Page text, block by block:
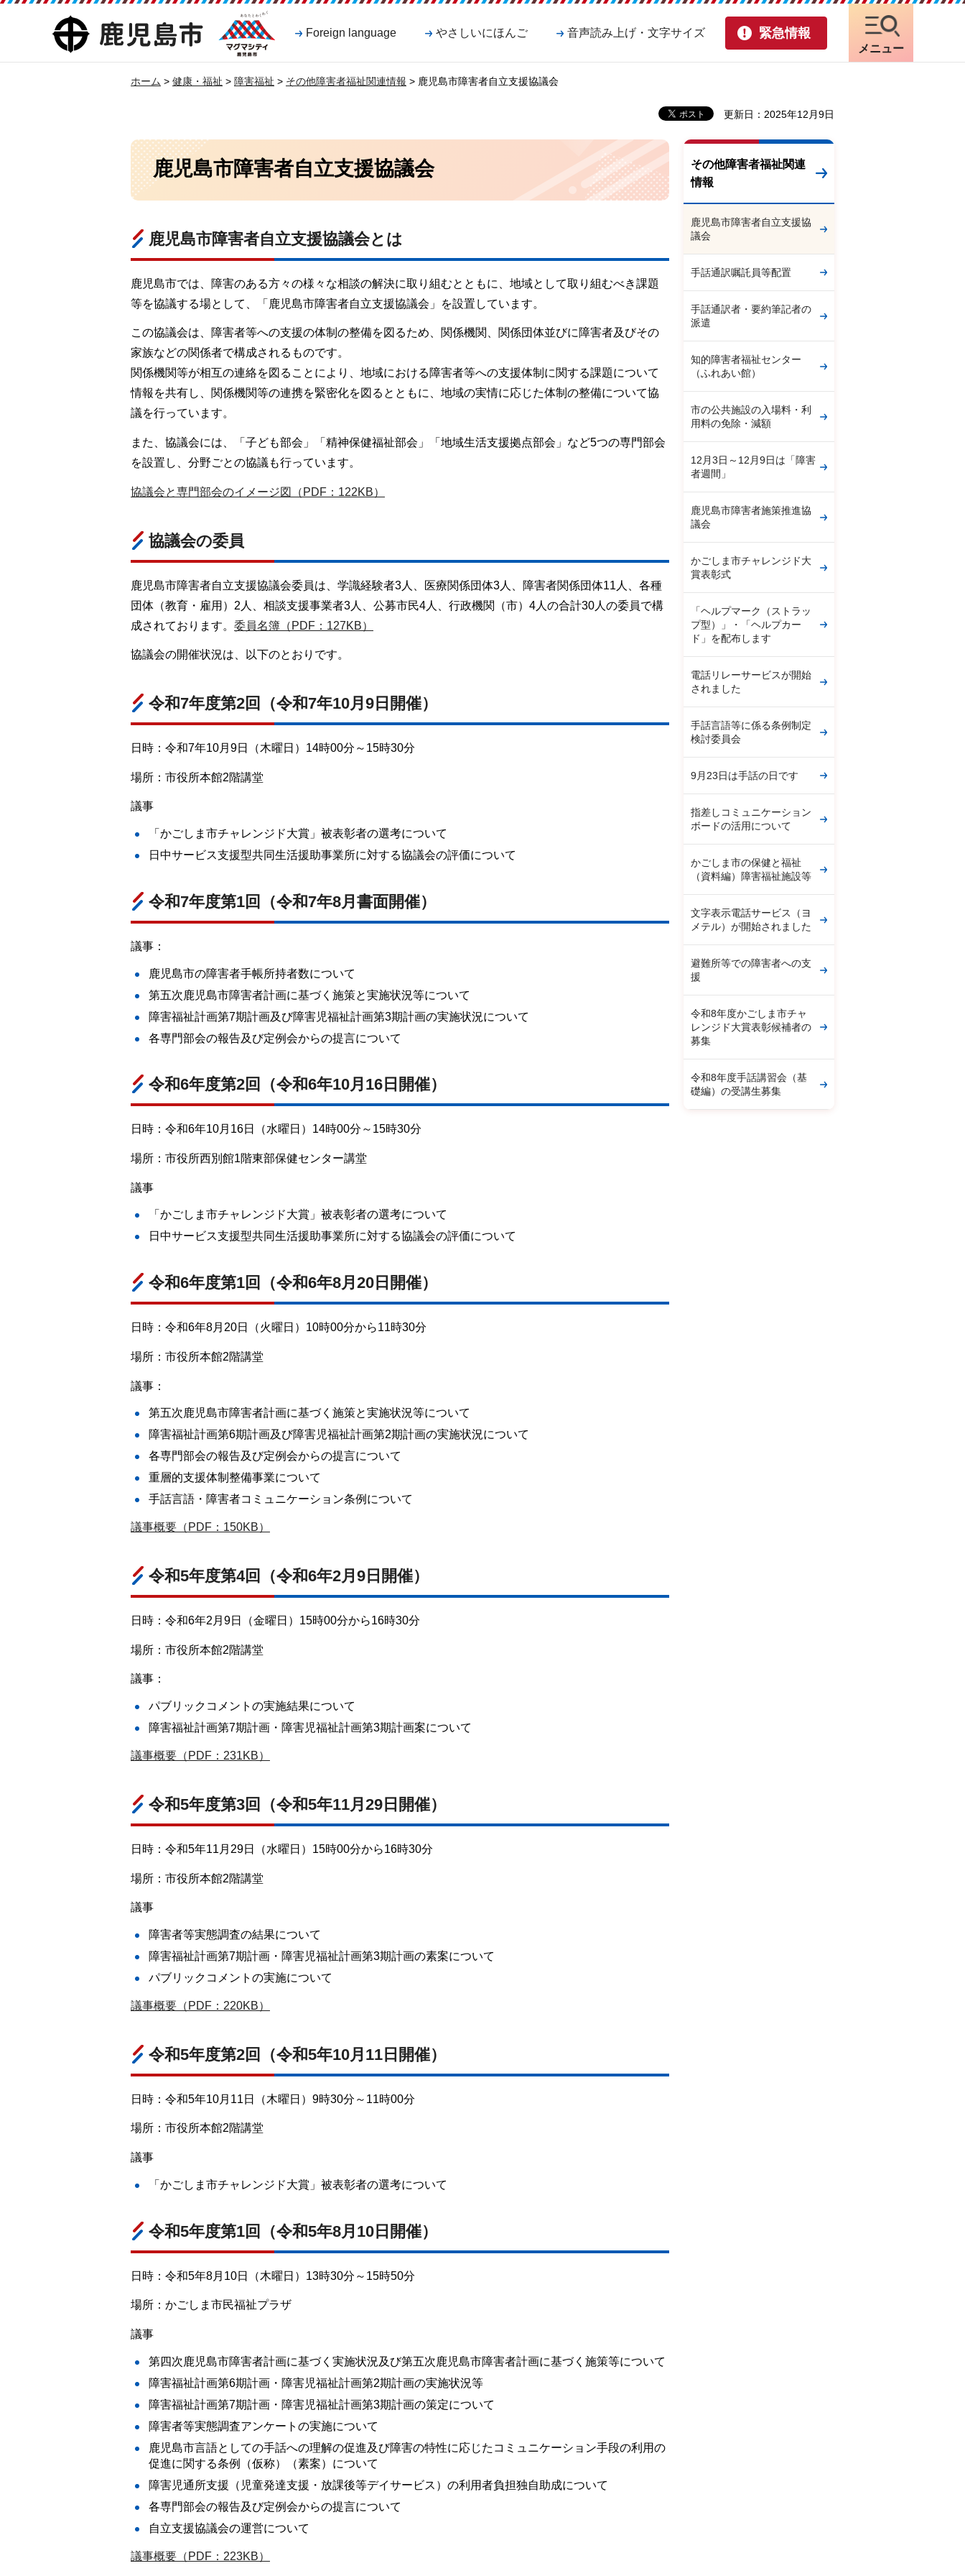
鹿児島市
マグマシティ
鹿児島市
Foreign language やさしいにほんご 音声読み上げ・文字サイズ 緊急情報
メニュー
ホーム > 健康・福祉 > 障害福祉 > その他障害者福祉関連情報 > 鹿児島市障害者自立支援協議会
更新日：2025年12月9日
鹿児島市障害者自立支援協議会
鹿児島市障害者自立支援協議会とは
鹿児島市では、障害のある方々の様々な相談の解決に取り組むとともに、地域として取り組むべき課題
等を協議する場として、「鹿児島市障害者自立支援協議会」を設置しています。
この協議会は、障害者等への支援の体制の整備を図るため、関係機関、関係団体並びに障害者及びその
家族などの関係者で構成されるものです。
関係機関等が相互の連絡を図ることにより、地域における障害者等への支援体制に関する課題について
情報を共有し、関係機関等の連携を緊密化を図るとともに、地域の実情に応じた体制の整備について協
議を行っています。
また、協議会には、「子ども部会」「精神保健福祉部会」「地域生活支援拠点部会」など5つの専門部会
を設置し、分野ごとの協議も行っています。
協議会と専門部会のイメージ図（PDF：122KB）
協議会の委員
鹿児島市障害者自立支援協議会委員は、学識経験者3人、医療関係団体3人、障害者関係団体11人、各種
団体（教育・雇用）2人、相談支援事業者3人、公募市民4人、行政機関（市）4人の合計30人の委員で構
成されております。 委員名簿（PDF：127KB）
協議会の開催状況は、以下のとおりです。
令和7年度第2回（令和7年10月9日開催）
日時：令和7年10月9日（木曜日）14時00分～15時30分
場所：市役所本館2階講堂
議事
「かごしま市チャレンジド大賞」被表彰者の選考について
日中サービス支援型共同生活援助事業所に対する協議会の評価について
令和7年度第1回（令和7年8月書面開催）
議事：
鹿児島市の障害者手帳所持者数について
第五次鹿児島市障害者計画に基づく施策と実施状況等について
障害福祉計画第7期計画及び障害児福祉計画第3期計画の実施状況について
各専門部会の報告及び定例会からの提言について
令和6年度第2回（令和6年10月16日開催）
日時：令和6年10月16日（水曜日）14時00分～15時30分
場所：市役所西別館1階東部保健センター講堂
議事
「かごしま市チャレンジド大賞」被表彰者の選考について
日中サービス支援型共同生活援助事業所に対する協議会の評価について
令和6年度第1回（令和6年8月20日開催）
日時：令和6年8月20日（火曜日）10時00分から11時30分
場所：市役所本館2階講堂
議事：
第五次鹿児島市障害者計画に基づく施策と実施状況等について
障害福祉計画第6期計画及び障害児福祉計画第2期計画の実施状況について
各専門部会の報告及び定例会からの提言について
重層的支援体制整備事業について
手話言語・障害者コミュニケーション条例について
議事概要（PDF：150KB）
令和5年度第4回（令和6年2月9日開催）
日時：令和6年2月9日（金曜日）15時00分から16時30分
場所：市役所本館2階講堂
議事：
パブリックコメントの実施結果について
障害福祉計画第7期計画・障害児福祉計画第3期計画案について
議事概要（PDF：231KB）
令和5年度第3回（令和5年11月29日開催）
日時：令和5年11月29日（水曜日）15時00分から16時30分
場所：市役所本館2階講堂
議事
障害者等実態調査の結果について
障害福祉計画第7期計画・障害児福祉計画第3期計画の素案について
パブリックコメントの実施について
議事概要（PDF：220KB）
令和5年度第2回（令和5年10月11日開催）
日時：令和5年10月11日（木曜日）9時30分～11時00分
場所：市役所本館2階講堂
議事
「かごしま市チャレンジド大賞」被表彰者の選考について
令和5年度第1回（令和5年8月10日開催）
日時：令和5年8月10日（木曜日）13時30分～15時50分
場所：かごしま市民福祉プラザ
議事
第四次鹿児島市障害者計画に基づく実施状況及び第五次鹿児島市障害者計画に基づく施策等について
障害福祉計画第6期計画・障害児福祉計画第2期計画の実施状況等
障害福祉計画第7期計画・障害児福祉計画第3期計画の策定について
障害者等実態調査アンケートの実施について
鹿児島市言語としての手話への理解の促進及び障害の特性に応じたコミュニケーション手段の利用の
促進に関する条例（仮称）（素案）について
障害児通所支援（児童発達支援・放課後等デイサービス）の利用者負担独自助成について
各専門部会の報告及び定例会からの提言について
自立支援協議会の運営について
議事概要（PDF：223KB）
その他障害者福祉関連
情報
鹿児島市障害者自立支援協
議会
手話通訳嘱託員等配置
手話通訳者・要約筆記者の
派遣
知的障害者福祉センター
（ふれあい館）
市の公共施設の入場料・利
用料の免除・減額
12月3日～12月9日は「障害
者週間」
鹿児島市障害者施策推進協
議会
かごしま市チャレンジド大
賞表彰式
「ヘルプマーク（ストラッ
プ型）」・「ヘルプカー
ド」を配布します
電話リレーサービスが開始
されました
手話言語等に係る条例制定
検討委員会
9月23日は手話の日です
指差しコミュニケーション
ボードの活用について
かごしま市の保健と福祉
（資料編）障害福祉施設等
文字表示電話サービス（ヨ
メテル）が開始されました
避難所等での障害者への支
援
令和8年度かごしま市チャ
レンジド大賞表彰候補者の
募集
令和8年度手話講習会（基
礎編）の受講生募集